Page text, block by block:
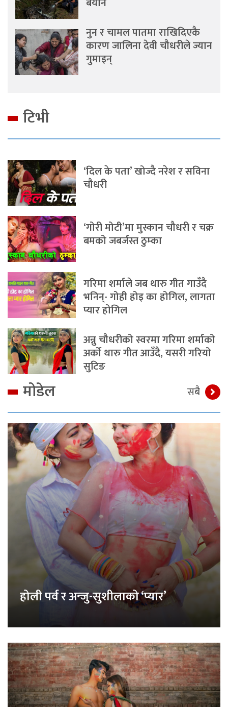
नुन र चामल पातमा राखिदिएकै
कारण जालिना देवी चौधरीले ज्यान
गुमाइन्
टिभी
‘दिल के पता’ खोज्दै नरेश र सविना
चौधरी
‘गोरी मोटी’मा मुस्कान चौधरी र चक्र
बमको जबर्जस्त ठुम्का
गरिमा शर्माले जब थारु गीत गाउँदै
भनिन्- गोही होइ का होगिल, लागता
प्यार होगिल
अन्नु चौधरीको स्वरमा गरिमा शर्माको
अर्को थारु गीत आउँदै, यसरी गरियो
सुटिङ
मोडेल सबै
होली पर्व र अन्जु-सुशीलाको ‘प्यार’